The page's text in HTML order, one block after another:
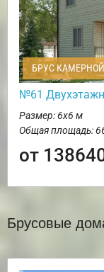
БРУС
№61
Размер: 6х6 м
Общая площадь:
от
Брусовые